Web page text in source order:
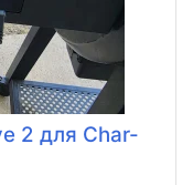
2 для Char-